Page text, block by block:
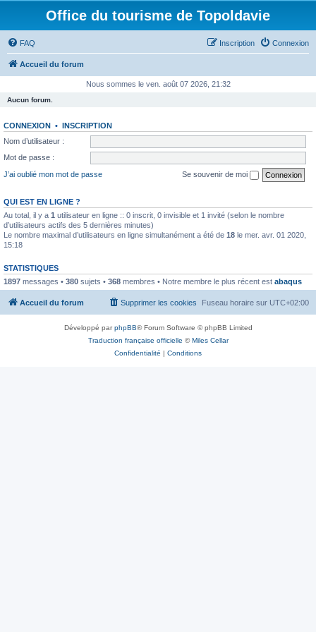
Office du tourisme de Topoldavie
FAQ Connexion
Inscription
Accueil du forum
Nous sommes le ven. août 07 2026, 21:32
Aucun forum.
CONNEXION • INSCRIPTION
Nom d’utilisateur :
Mot de passe :
J’ai oublié mon mot de passe
Se souvenir de moi
QUI EST EN LIGNE ?
Au total, il y a 1 utilisateur en ligne :: 0 inscrit, 0 invisible et 1 invité (selon le nombre
d’utilisateurs actifs des 5 dernières minutes)
Le nombre maximal d’utilisateurs en ligne simultanément a été de 18 le mer. avr. 01 2020,
15:18
STATISTIQUES
1897 messages • 380 sujets • 368 membres • Notre membre le plus récent est abaqus
Accueil du forum Fuseau horaire sur UTC+02:00
Supprimer les cookies
Développé parphpBB® Forum Software © phpBB Limited
Traduction française officielle ©Miles Cellar
Confidentialité | Conditions